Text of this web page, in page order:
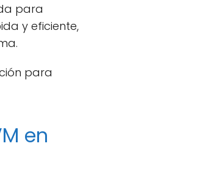
para
y eficiente,
para
en